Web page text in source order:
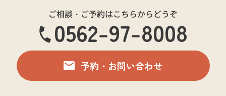
ご相談・ご予約はこちらからどうぞ
0562-97-8008
予約・お問い合わせ